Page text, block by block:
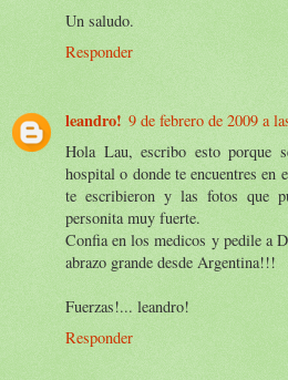
Un saludo.
Responder
leandro! 9 de febrero de 2009 a
Hola Lau, escribo esto porque
hospital o donde te encuentres en
te escribieron y las fotos que
personita muy fuerte.
Confia en los medicos y pedile a
abrazo grande desde Argentina!!!
Fuerzas!... leandro!
Responder